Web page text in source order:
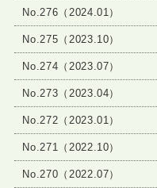
No.276（2024.01）
No.275（2023.10）
No.274（2023.07）
No.273（2023.04）
No.272（2023.01）
No.271（2022.10）
No.270（2022.07）